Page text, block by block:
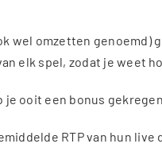
wel omzetten
elk spel, zodat je weet
je ooit een bonus
RTP van hun